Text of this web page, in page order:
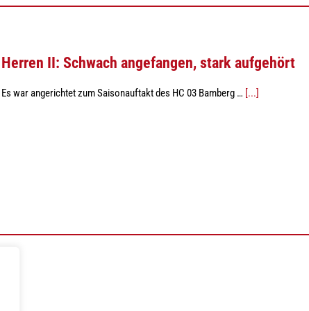
Herren II: Schwach angefangen, stark aufgehört
Es war angerichtet zum Saisonauftakt des HC 03 Bamberg … [...]